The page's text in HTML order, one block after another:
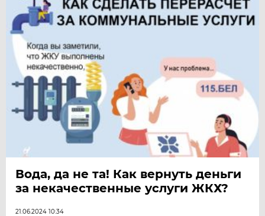
Вода, да не та! Как вернуть деньги
за некачественные услуги ЖКХ?
21.06.2024 10:34